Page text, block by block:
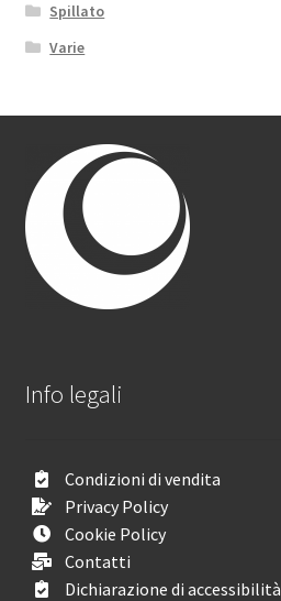
Spillato
Varie
Info legali
Condizioni di vendita
Privacy Policy
Cookie Policy
Contatti
Dichiarazione di accessibilità